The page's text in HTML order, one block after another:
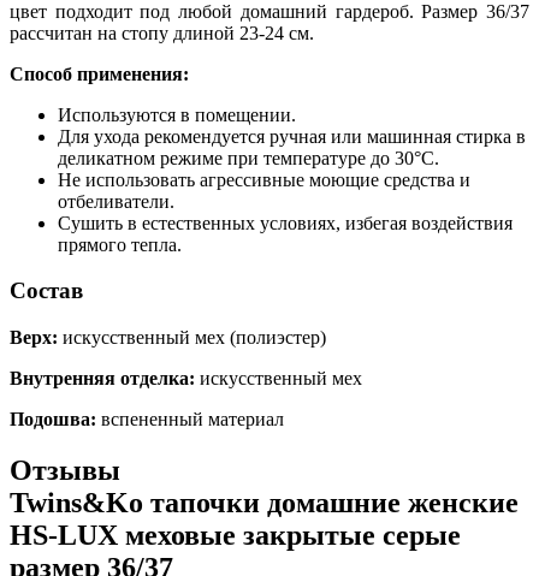
цвет подходит под любой домашний гардероб. Размер 36/37
рассчитан на стопу длиной 23-24 см.
Способ применения:
Используются в помещении.
Для ухода рекомендуется ручная или машинная стирка в
деликатном режиме при температуре до 30°C.
Не использовать агрессивные моющие средства и
отбеливатели.
Сушить в естественных условиях, избегая воздействия
прямого тепла.
Состав
Верх: искусственный мех (полиэстер)
Внутренняя отделка: искусственный мех
Подошва: вспененный материал
Отзывы
Twins&Ko тапочки домашние женские
HS-LUX меховые закрытые серые
размер 36/37